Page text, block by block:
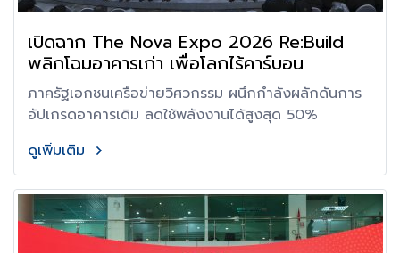
เปิดฉาก The Nova Expo 2026 Re:Build
พลิกโฉมอาคารเก่า เพื่อโลกไร้คาร์บอน
ภาครัฐเอกชนเครือข่ายวิศวกรรม ผนึกกำลังผลักดันการ
อัปเกรดอาคารเดิม ลดใช้พลังงานได้สูงสุด 50%
ดูเพิ่มเติม